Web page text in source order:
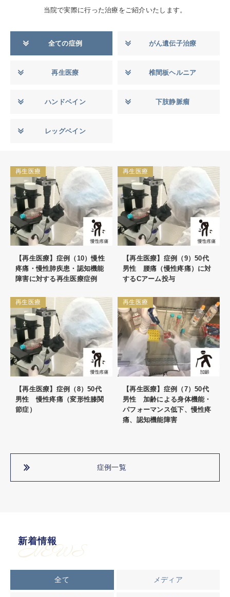
当院で実際に行った治療をご紹介いたします。
全ての症例 がん遺伝子治療
再生医療 椎間板ヘルニア
ハンドベイン 下肢静脈瘤
レッグベイン
再生医療
【再生医療】症例（10）慢性
疼痛・慢性肺疾患・認知機能
障害に対する再生医療症例
再生医療
【再生医療】症例（9）50代
男性 腰痛（慢性疼痛）に対
するCアーム投与
再生医療
【再生医療】症例（8）50代
男性 慢性疼痛（変形性膝関
節症）
再生医療
【再生医療】症例（7）50代
男性 加齢による身体機能・
パフォーマンス低下、慢性疼
痛、認知機能障害
症例一覧
新着情報
NEWS
全て メディア